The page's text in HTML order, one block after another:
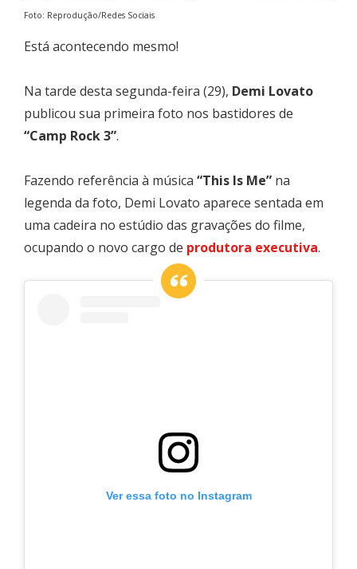
Foto: Reprodução/Redes Sociais
Está acontecendo mesmo!
Na tarde desta segunda-feira (29), Demi Lovato
publicou sua primeira foto nos bastidores de
“Camp Rock 3”.
Fazendo referência à música “This Is Me” na
legenda da foto, Demi Lovato aparece sentada em
uma cadeira no estúdio das gravações do filme,
ocupando o novo cargo de produtora executiva.
Ver essa foto no Instagram